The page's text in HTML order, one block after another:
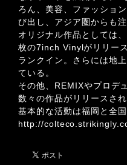
ろん、美容、ファッショ
び出し、アジア圏からも注
オリジナル作品としては
枚の7inch Vinylがリリー
ランクイン。さらには地
ている。
その他、REMIXやプロデ
数々の作品がリリースされ
基本的な活動は福岡と全
http://